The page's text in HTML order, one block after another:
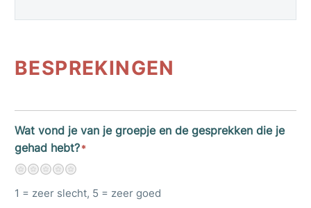
BESPREKINGEN
Wat vond je van je groepje en de gesprekken die je
gehad hebt?*
4
3
2
1
1 = zeer slecht, 5 = zeer goed